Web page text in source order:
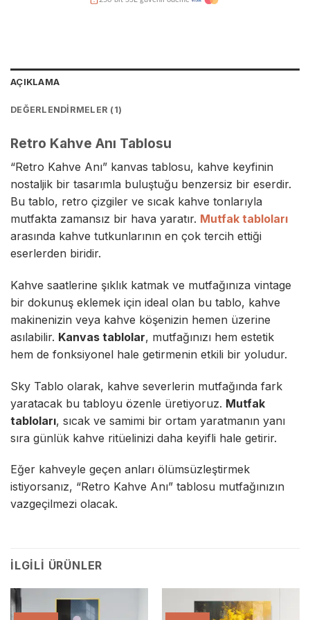
AÇIKLAMA
DEĞERLENDIRMELER (1)
Retro Kahve Anı Tablosu
“Retro Kahve Anı” kanvas tablosu, kahve keyfinin
nostaljik bir tasarımla buluştuğu benzersiz bir eserdir.
Bu tablo, retro çizgiler ve sıcak kahve tonlarıyla
mutfakta zamansız bir hava yaratır. Mutfak tabloları
arasında kahve tutkunlarının en çok tercih ettiği
eserlerden biridir.
Kahve saatlerine şıklık katmak ve mutfağınıza vintage
bir dokunuş eklemek için ideal olan bu tablo, kahve
makinenizin veya kahve köşenizin hemen üzerine
asılabilir. Kanvas tablolar, mutfağınızı hem estetik
hem de fonksiyonel hale getirmenin etkili bir yoludur.
Sky Tablo olarak, kahve severlerin mutfağında fark
yaratacak bu tabloyu özenle üretiyoruz. Mutfak
tabloları, sıcak ve samimi bir ortam yaratmanın yanı
sıra günlük kahve ritüelinizi daha keyifli hale getirir.
Eğer kahveyle geçen anları ölümsüzleştirmek
istiyorsanız, “Retro Kahve Anı” tablosu mutfağınızın
vazgeçilmezi olacak.
İLGILI ÜRÜNLER